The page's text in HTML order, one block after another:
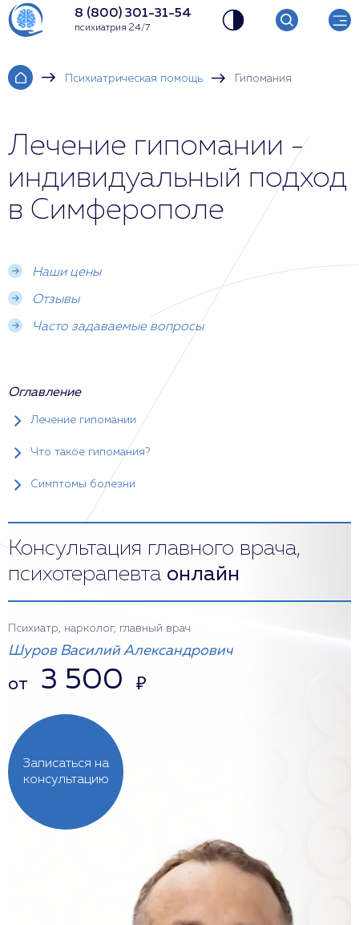
8 (800) 301-31-54
психиатрия 24/7
Психиатрическая помощь Гипомания
Лечение гипомании -
индивидуальный подход
в Симферополе
Наши цены
Отзывы
Часто задаваемые вопросы
Оглавление
Лечение гипомании
Что такое гипомания?
Симптомы болезни
Консультация главного врача,
психотерапевта онлайн
Записаться на
консультацию
Психиатр, нарколог, главный врач
Шуров Василий Александрович
от 3 500 ₽